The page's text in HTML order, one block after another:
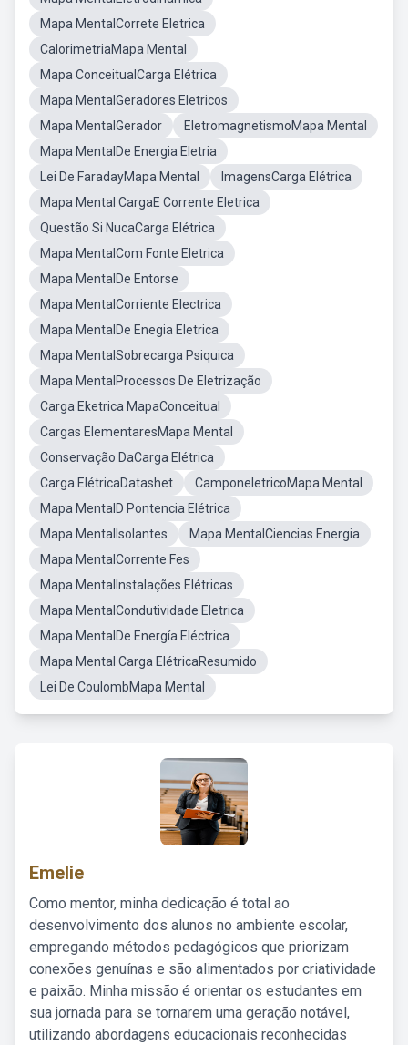
Mapa MentalCorrete Eletrica
CalorimetriaMapa Mental
Mapa ConceitualCarga Elétrica
Mapa MentalGeradores Eletricos
Mapa MentalGerador
EletromagnetismoMapa Mental
Mapa MentalDe Energia Eletria
Lei De FaradayMapa Mental
ImagensCarga Elétrica
Mapa Mental CargaE Corrente Eletrica
Questão Si NucaCarga Elétrica
Mapa MentalCom Fonte Eletrica
Mapa MentalDe Entorse
Mapa MentalCorriente Electrica
Mapa MentalDe Enegia Eletrica
Mapa MentalSobrecarga Psiquica
Mapa MentalProcessos De Eletrização
Carga Eketrica MapaConceitual
Cargas ElementaresMapa Mental
Conservação DaCarga Elétrica
Carga ElétricaDatashet
CamponeletricoMapa Mental
Mapa MentalD Pontencia Elétrica
Mapa MentalIsolantes
Mapa MentalCiencias Energia
Mapa MentalCorrente Fes
Mapa MentalInstalações Elétricas
Mapa MentalCondutividade Eletrica
Mapa MentalDe Energía Eléctrica
Mapa Mental Carga ElétricaResumido
Lei De CoulombMapa Mental
Emelie
Como mentor, minha dedicação é total ao
desenvolvimento dos alunos no ambiente escolar,
empregando métodos pedagógicos que priorizam
conexões genuínas e são alimentados por criatividade
e paixão. Minha missão é orientar os estudantes em
sua jornada para se tornarem uma geração notável,
utilizando abordagens educacionais reconhecidas